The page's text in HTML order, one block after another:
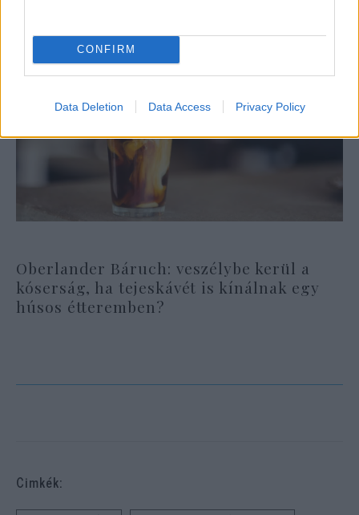
CONFIRM
Data Deletion Data Access Privacy Policy
Oberlander Báruch: veszélybe kerül a
kóserság, ha tejeskávét is kínálnak egy
húsos étteremben?
Cimkék: